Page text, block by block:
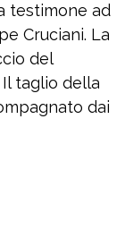
testimone ad
Cruciani. La
del
Il taglio della
dai